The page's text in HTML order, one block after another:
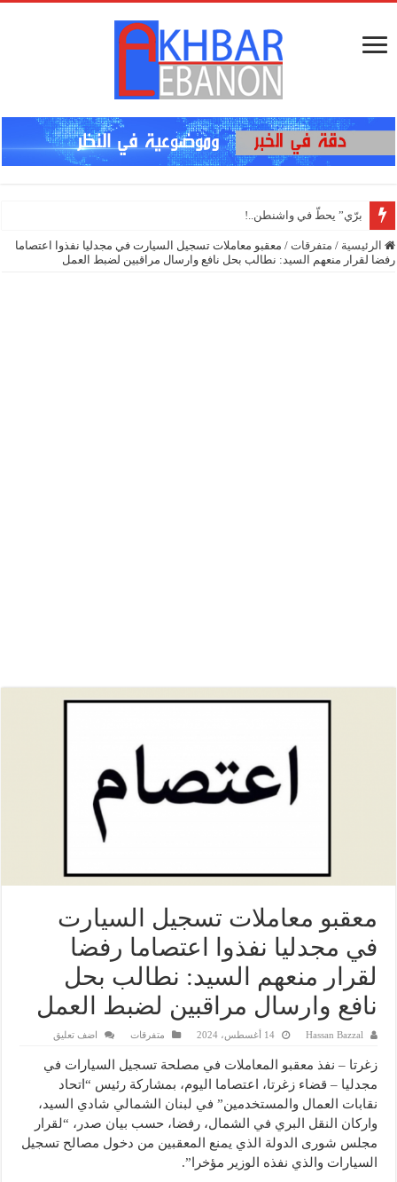
برّي” يحطّ في واشنطن..!
الرئيسية / متفرقات / معقبو معاملات تسجيل السيارت في مجدليا نفذوا اعتصاما
رفضا لقرار منعهم السيد: نطالب بحل نافع وارسال مراقبين لضبط العمل
معقبو معاملات تسجيل السيارت
في مجدليا نفذوا اعتصاما رفضا
لقرار منعهم السيد: نطالب بحل
نافع وارسال مراقبين لضبط العمل
Hassan Bazzal 14 أغسطس، 2024 متفرقات اضف تعليق
زغرتا – نفذ معقبو المعاملات في مصلحة تسجيل السيارات في
مجدليا – قضاء زغرتا، اعتصاما اليوم، بمشاركة رئيس “اتحاد
نقابات العمال والمستخدمين” في لبنان الشمالي شادي السيد،
واركان النقل البري في الشمال، رفضا، حسب بيان صدر، “لقرار
مجلس شورى الدولة الذي يمنع المعقبين من دخول مصالح تسجيل
السيارات والذي نفذه الوزير مؤخرا”.